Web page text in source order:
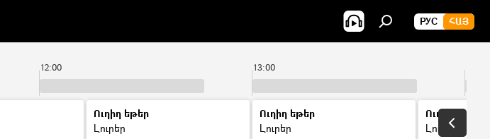
РУС ՀԱՅ
12:00 13:00
Ուղիղ եթեր
Լուրեր
Ուղիղ եթեր
Լուրեր
Ուղիղ եթեր
Լուրեր